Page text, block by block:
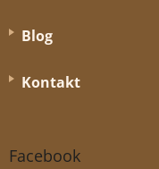
Blog
Kontakt
Facebook